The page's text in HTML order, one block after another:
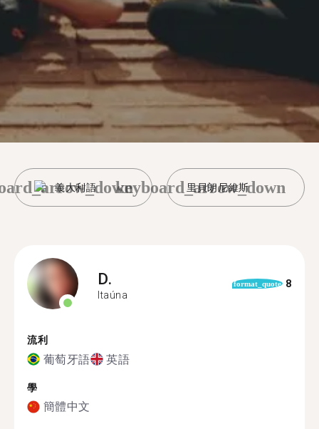
義大利語 里貝朗尼維斯
keyboard_arrow_down
D.
Itaúna
format_quote 8
流利
葡萄牙語 英語
學
簡體中文